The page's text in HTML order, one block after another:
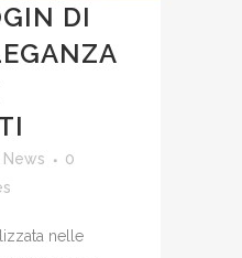
DI
News
0
nelle